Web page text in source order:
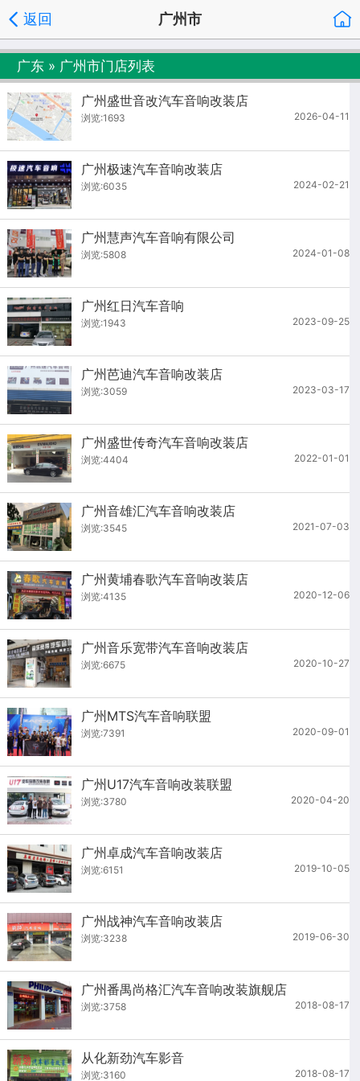
返回 广州市
广东 » 广州市门店列表
广州盛世音改汽车音响改装店
2026-04-11
浏览:1693
广州极速汽车音响改装店
2024-02-21
浏览:6035
广州慧声汽车音响有限公司
2024-01-08
浏览:5808
广州红日汽车音响
2023-09-25
浏览:1943
广州芭迪汽车音响改装店
2023-03-17
浏览:3059
广州盛世传奇汽车音响改装店
2022-01-01
浏览:4404
广州音雄汇汽车音响改装店
2021-07-03
浏览:3545
广州黄埔春歌汽车音响改装店
2020-12-06
浏览:4135
广州音乐宽带汽车音响改装店
2020-10-27
浏览:6675
广州MTS汽车音响联盟
2020-09-01
浏览:7391
广州U17汽车音响改装联盟
2020-04-20
浏览:3780
广州卓成汽车音响改装店
2019-10-05
浏览:6151
广州战神汽车音响改装店
2019-06-30
浏览:3238
广州番禺尚格汇汽车音响改装旗舰店
2018-08-17
浏览:3758
从化新劲汽车影音
2018-08-17
浏览:3160